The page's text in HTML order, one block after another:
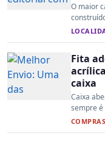
O maior
Fita
caixa
Caixa
sempre é
COMPRAS